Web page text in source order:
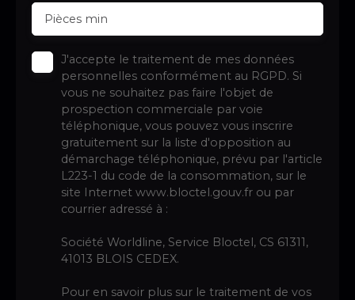
Pièces min
J'accepte le traitement de mes données
personnelles conformément au RGPD. Si
vous ne souhaitez pas faire l'objet de
prospection commerciale par voie
téléphonique, vous pouvez vous inscrire
gratuitement sur la liste d'opposition au
démarchage téléphonique, prévu par l'article
L223-1 du code de la consommation, sur le
site Internet www.bloctel.gouv.fr ou par
courrier adressé à :
Société Worldline, Service Bloctel, CS 61311,
41013 BLOIS CEDEX.
Pour en savoir plus sur le traitement de vos